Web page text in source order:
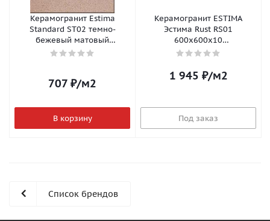
Керамогранит Estima
Standard ST02 темно-
бежевый матовый
300х300х8мм (1,53м2/17шт/
707 ₽/м2
В корзину
Керамогранит ESTIMA
Эстима Rust RS01
600х600х10
лаппатированный рект.
1 945 ₽/м2
Под заказ
Список брендов